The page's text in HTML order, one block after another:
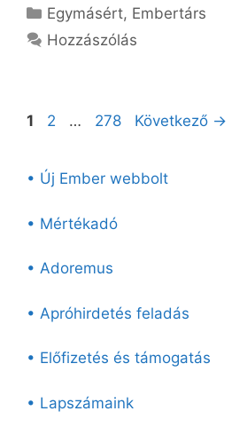
Kategória
Egymásért, Embertárs
Hozzászólás
Oldal
1 Oldal
2 … Oldal
278 Következő →
• Új Ember webbolt
• Mértékadó
• Adoremus
• Apróhirdetés feladás
• Előfizetés és támogatás
• Lapszámaink